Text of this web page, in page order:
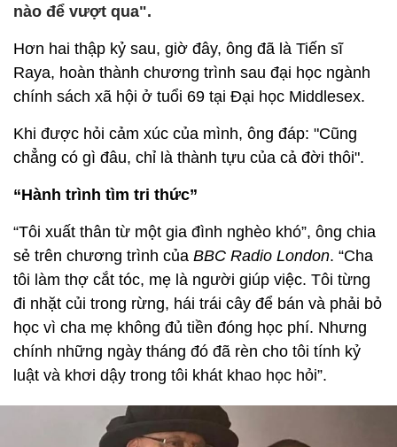
nào để vượt qua".
Hơn hai thập kỷ sau, giờ đây, ông đã là Tiến sĩ
Raya, hoàn thành chương trình sau đại học ngành
chính sách xã hội ở tuổi 69 tại Đại học Middlesex.
Khi được hỏi cảm xúc của mình, ông đáp: "Cũng
chẳng có gì đâu, chỉ là thành tựu của cả đời thôi".
“Hành trình tìm tri thức”
“Tôi xuất thân từ một gia đình nghèo khó”, ông chia
sẻ trên chương trình của BBC Radio London. “Cha
tôi làm thợ cắt tóc, mẹ là người giúp việc. Tôi từng
đi nhặt củi trong rừng, hái trái cây để bán và phải bỏ
học vì cha mẹ không đủ tiền đóng học phí. Nhưng
chính những ngày tháng đó đã rèn cho tôi tính kỷ
luật và khơi dậy trong tôi khát khao học hỏi”.